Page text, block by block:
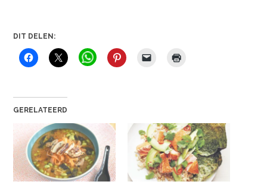
DIT DELEN:
GERELATEERD